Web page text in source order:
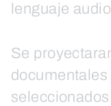
lenguaje
Se